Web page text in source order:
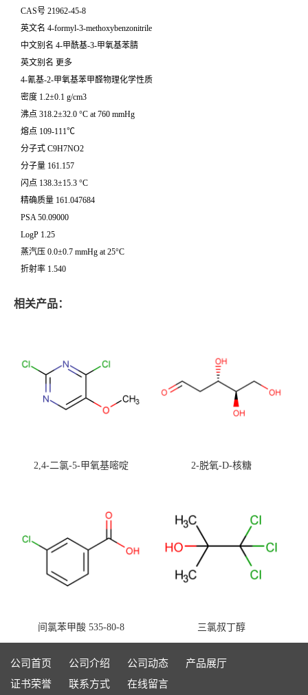
CAS号 21962-45-8
英文名 4-formyl-3-methoxybenzonitrile
中文别名 4-甲酰基-3-甲氧基苯腈
英文别名 更多
4-氰基-2-甲氧基苯甲醛物理化学性质
密度 1.2±0.1 g/cm3
沸点 318.2±32.0 °C at 760 mmHg
熔点 109-111℃
分子式 C9H7NO2
分子量 161.157
闪点 138.3±15.3 °C
精确质量 161.047684
PSA 50.09000
LogP 1.25
蒸汽压 0.0±0.7 mmHg at 25°C
折射率 1.540
相关产品：
2,4-二氯-5-甲氧基嘧啶 2-脱氧-D-核糖
间氯苯甲酸 535-80-8 三氯叔丁醇
公司首页 公司介绍 公司动态
产品展厅
证书荣誉
联系方式 在线留言